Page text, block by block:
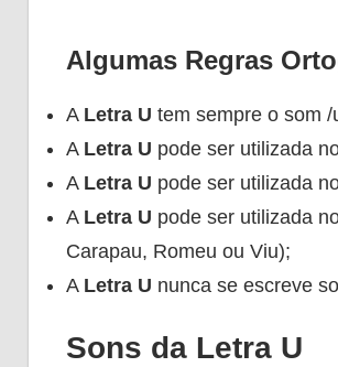
Algumas Regras
A Letra U tem sempre o som
A Letra U pode ser utilizada
A Letra U pode ser utilizada
A Letra U pode ser utilizada
Carapau, Romeu ou Viu);
A Letra U nunca se escreve
Sons da Letra U